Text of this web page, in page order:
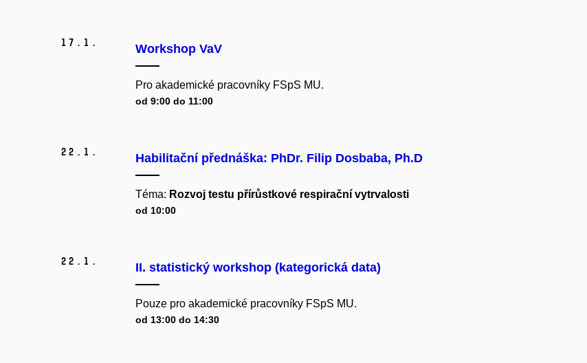
17. 1. Workshop VaV
Pro akademické pracovníky FSpS MU.
od 9:00 do 11:00
22. 1. Habilitační přednáška: PhDr. Filip Dosbaba, Ph.D
Téma: Rozvoj testu přírůstkové respirační vytrvalosti
od 10:00
22. 1. II. statistický workshop (kategorická data)
Pouze pro akademické pracovníky FSpS MU.
od 13:00 do 14:30